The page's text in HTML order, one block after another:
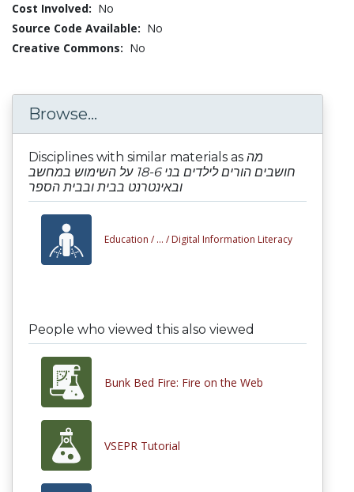
Cost Involved: No
Source Code Available: No
Creative Commons: No
Browse...
Disciplines with similar materials as מה
חושבים הורים לילדים בני 18-6 על השימוש במחשב
ובאינטרנט בבית ובבית הספר
Education / ... / Digital Information Literacy
People who viewed this also viewed
Bunk Bed Fire: Fire on the Web
VSEPR Tutorial